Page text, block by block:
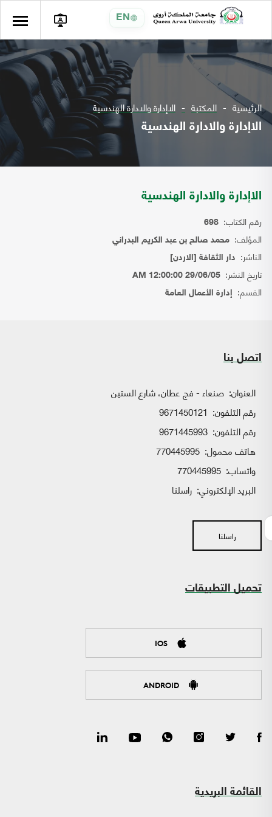
EN
الرئيسية المكتبة الاإدارة والادارة الهندسية
الاإدارة والادارة الهندسية
الاإدارة والادارة الهندسية
رقم الكتاب: 698
المؤلف: محمد صالح بن عبد الكريم البدراني
الناشر: دار الثقافة [الاردن]
تاريخ النشر: 29/06/05 12:00:00 AM
القسم: إدارة الأعمال العامة
اتصل بنا
العنوان: صنعاء - فج عطان، شارع الستين
رقم التلفون: 9671450121
رقم التلفون: 9671445993
هاتف محمول: 770445995
واتساب:
البريد الإلكتروني: راسلنا
راسلنا
تحميل التطبيقات
IOS
ANDROID
القائمة البريدية